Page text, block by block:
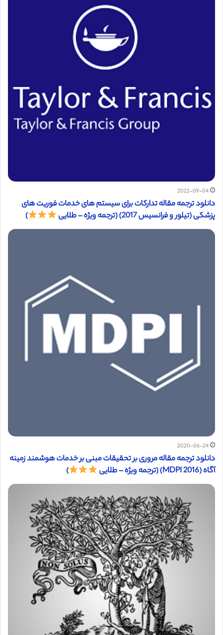
2022-09-04
دانلود ترجمه مقاله تدارکات برای سیستم های خدمات فوریت های
پزشکی (تیلور و فرانسیس 2017) (ترجمه ویژه – طلایی
)
2020-06-24
دانلود ترجمه مقاله مروری بر تحقیقات مبنی بر خدمات هوشمند زمینه
آگاه (MDPI 2016) (ترجمه ویژه – طلایی
)